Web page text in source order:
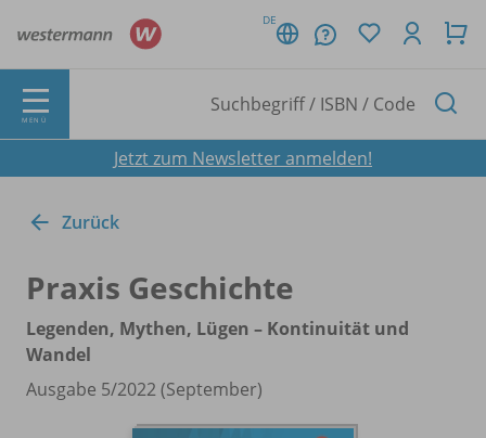
DE
MENÜ
Jetzt zum Newsletter anmelden!
Zurück
Praxis Geschichte
Legenden, Mythen, Lügen – Kontinuität und
Wandel
Ausgabe 5/2022 (September)